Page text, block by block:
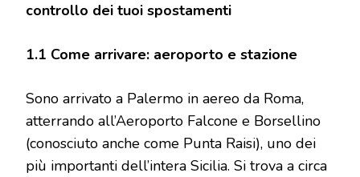
controllo dei tuoi spostamenti
1.1 Come arrivare: aeroporto e stazione
Sono arrivato a Palermo in aereo da Roma,
atterrando all’Aeroporto Falcone e Borsellino
(conosciuto anche come Punta Raisi), uno dei
più importanti dell’intera Sicilia. Si trova a circa